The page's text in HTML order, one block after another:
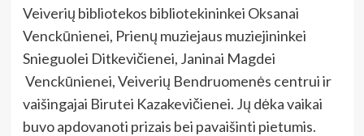
Veiverių bibliotekos bibliotekininkei Oksanai
Venckūnienei, Prienų muziejaus muziejininkei
Snieguolei Ditkevičienei, Janinai Magdei
Venckūnienei, Veiverių Bendruomenės centrui ir
vaišingajai Birutei Kazakevičienei. Jų dėka vaikai
buvo apdovanoti prizais bei pavaišinti pietumis.